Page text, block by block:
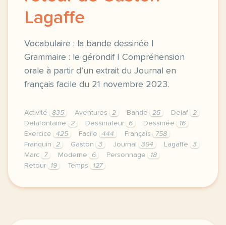
Lagaffe
Vocabulaire : la bande dessinée |
Grammaire : le gérondif | Compréhension
orale à partir d’un extrait du Journal en
français facile du 21 novembre 2023.
Activité 835 Aventures 2 Bande 25 Delaf
2
Delafontaine
2 Dessinateur 6 Dessinée
16
Exercice
425 Facile 444 Français
758
Franquin
2 Gaston 3 Journal 394 Lagaffe
3
Marc
7 Moderne 6 Personnage
18
Retour
19 Temps 127
exercice b1 bande dessinee le retour de gaston